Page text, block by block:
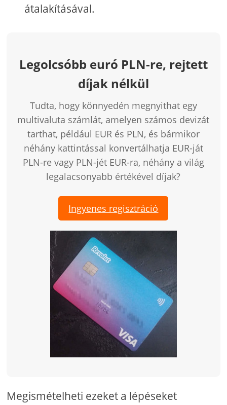
átalakításával.
Legolcsóbb euró PLN-re, rejtett
díjak nélkül
Tudta, hogy könnyedén megnyithat egy
multivaluta számlát, amelyen számos devizát
tarthat, például EUR és PLN, és bármikor
néhány kattintással konvertálhatja EUR-ját
PLN-re vagy PLN-jét EUR-ra, néhány a világ
legalacsonyabb értékével díjak?
Ingyenes regisztráció
Megismételheti ezeket a lépéseket